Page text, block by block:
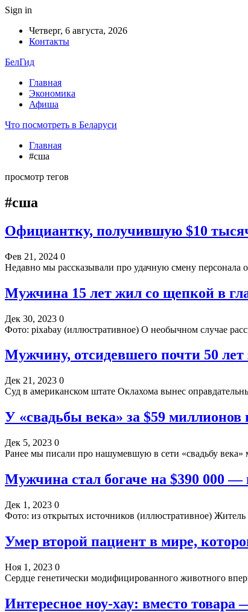
Sign in
Четверг, 6 августа, 2026
Контакты
БелГид
Главная
Экономика
Афиша
Что посмотреть в Беларуси
Главная
#сша
просмотр тегов
#сша
Официантку, получившую $10
Фев 21, 2024 0
Недавно мы рассказывали про удачную смену
Мужчина 15 лет жил со щепкой в
Дек 30, 2023 0
Фото: pixabay (иллюстративное) О необычном случае
Мужчину, отсидевшего почти 50 лет
Дек 21, 2023 0
Суд в американском штате Оклахома вынес
У «свадьбы века» за $59
Дек 5, 2023 0
Ранее мы писали про нашумевшую в сети «свадьбу
Мужчина стал богаче на $390 000
Дек 1, 2023 0
Фото: из открытых источников (иллюстративное)
Умер второй пациент в мире,
Ноя 1, 2023 0
Сердце генетически модифицированного животного
Интересное ноу-хау: вместо товара